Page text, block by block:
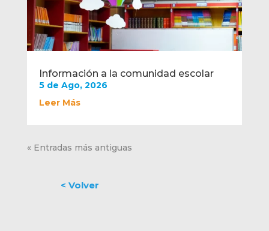
Información a la comunidad escolar
5 de Ago, 2026
Leer Más
« Entradas más antiguas